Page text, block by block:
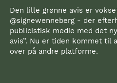
Den lille grønne avis er
@signewenneberg - der
publicistisk medie med det
avis”. Nu er tiden kommet til
over på andre platforme.